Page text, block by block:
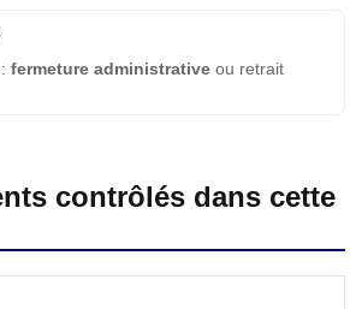
:fermeture administrative ou retrait
contrôlés dans cette